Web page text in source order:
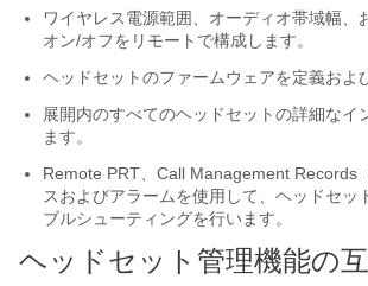
ワイヤレス電源範囲、オーディオ帯域幅、
オン/オフをリモートで構成します。
ヘッドセットのファームウェアを定義およ
展開内のすべてのヘッドセットの詳細なイ
ます。
Remote PRT、Call Management Records
スおよびアラームを使用して、ヘッドセッ
ブルシューティングを行います。
ヘッドセット管理機能の